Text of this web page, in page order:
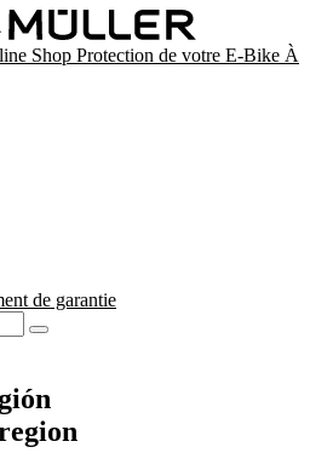
Shop Protection de votre E-Bike À
de garantie